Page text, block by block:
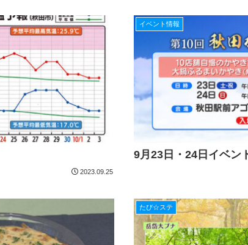
2023.09.25
イベント情報
9月23日・24日イベン
たび☆ステ